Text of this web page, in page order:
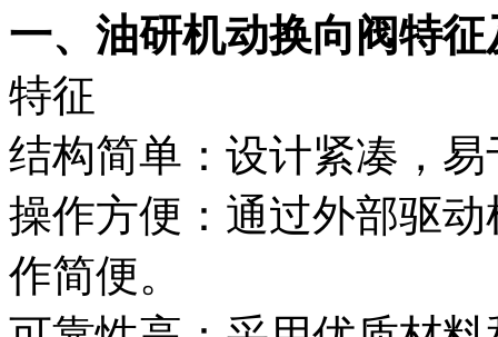
一、油研机动换向阀特征
特征
结构简单：设计紧凑，
操作方便：通过外部驱
作简便。